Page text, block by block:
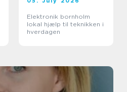
Elektronik bornholm
lokal hjælp til teknikken i
hverdagen